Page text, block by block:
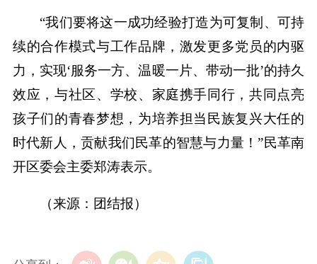
“我们要将这一成功经验打造为可复制、可持
续的合作模式与工作品牌，激发更多党员的内驱
力，实现‘服务一方、温暖一片、带动一批’的持久
效应，与社区、学校、家庭携手同行，共同点亮
孩子们的青春梦想，为培养担当民族复兴大任的
时代新人，贡献我们民革的智慧与力量！”民革南
开区委会主委郑涛表示。
（来源：团结报）